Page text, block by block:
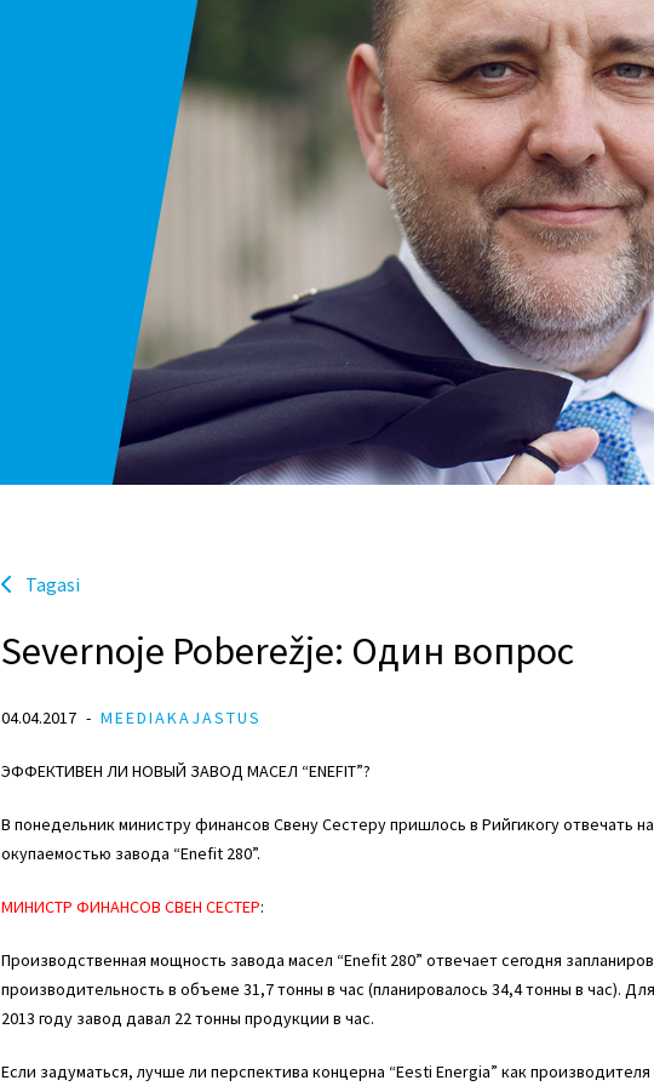
Tagasi
Severnoje Poberežje: Oдин вопрос
04.04.2017 MEEDIAKAJASTUS
ЭФФЕКТИВЕН ЛИ НОВЫЙ ЗАВОД МАСЕЛ “ENEFIT”?
В понедельник министру финансов Свену Сестеру пришлось в Рийгикогу отвечать
окупаемостью завода “Enefit 280”.
МИНИСТР ФИНАНСОВ СВЕН СЕСТЕР:
Производственная мощность завода масел “Enefit 280” отвечает сегодня
производительность в объеме 31,7 тонны в час (планировалось 34,4 тонны в час).
2013 году завод давал 22 тонны продукции в час.
Если задуматься, лучше ли перспектива концерна “Eesti Energia” как